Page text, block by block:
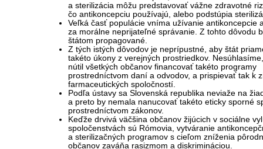
a sterilizácia môžu predstavovať vážne zdravotné
čo antikoncepciu používajú, alebo podstúpia
Veľká časť populácie vníma užívanie antikoncepcie
za morálne neprijateľné správanie. Z tohto dôvodu
štátom propagované.
Z tých istých dôvodov je neprípustné, aby štát
takéto úkony z verejných prostriedkov.
nútil všetkých občanov financovať takéto programy
prostredníctvom daní a odvodov, a prispievať tak k
farmaceutických spoločností.
Podľa ústavy sa Slovenská republika neviaže na
a preto by nemala nanucovať takéto eticky sporné
prostredníctvom zákonov.
Keďže drvivá väčšina občanov žijúcich v sociálne
spoločenstvách sú Rómovia, vytváranie
a sterilizačných programov s cieľom zníženia
občanov zaváňa rasizmom a diskrimináciou.